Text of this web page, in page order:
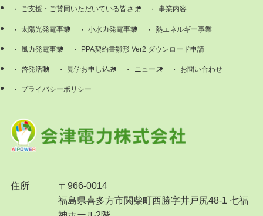
住所
〒966-0014
福島県喜多方市関柴町西勝字井戸尻48-1 七福
ご支援・ご賛同いただいている皆さま 事業内容
太陽光発電事業 小水力発電事業 熱エネルギー事業
風力発電事業 PPA契約書雛形 Ver2 ダウンロード申請
啓発活動 見学お申し込み ニュース お問い合わせ
プライバシーポリシー